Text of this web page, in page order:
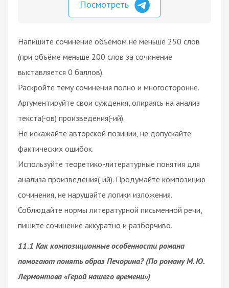
Посмотреть
Напишите сочинение объёмом не меньше 250 слов
(при объёме меньше 200 слов за сочинение
выставляется 0 баллов).
Раскройте тему сочинения полно и многосторонне.
Аргументируйте свои суждения, опираясь на анализ
текста(-ов) произведения(-ий).
Не искажайте авторской позиции, не допускайте
фактических ошибок.
Используйте теоретико-литературные понятия для
анализа произведения(-ий). Продумайте композицию
сочинения, не нарушайте логики изложения.
Соблюдайте нормы литературной письменной речи,
пишите сочинение аккуратно и разборчиво.
11.1 Как композиционные особенности романа
помогают понять образ Печорина? (По роману М. Ю.
Лермонтова «Герой нашего времени»)